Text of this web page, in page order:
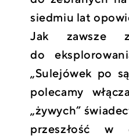
siedmiu lat
Jak zawsze
do
„Sulejówek po
polecamy
„żywych”
przeszłość w